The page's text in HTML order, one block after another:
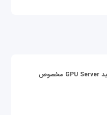
قیمت سرور گرافیکی | خرید GPU Server مخصوص